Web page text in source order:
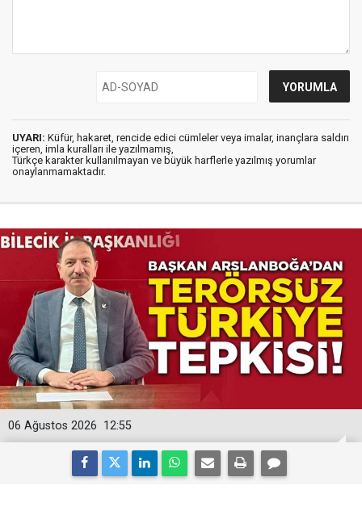
UYARI: Küfür, hakaret, rencide edici cümleler veya imalar, inançlara saldırı
içeren, imla kuralları ile yazılmamış,
Türkçe karakter kullanılmayan ve büyük harflerle yazılmış yorumlar
onaylanmamaktadır.
12:55
06 Ağustos 2026